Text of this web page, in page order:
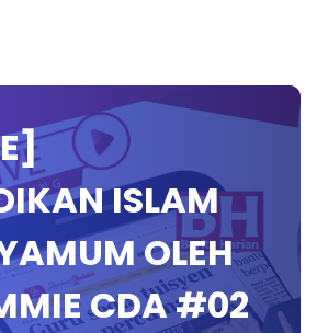
ISLAM
OLEH
CDA #02